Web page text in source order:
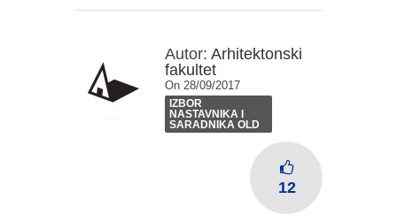
Autor: Arhitektonski
fakultet
On 28/09/2017
IZBOR
NASTAVNIKA I
SARADNIKA OLD
12